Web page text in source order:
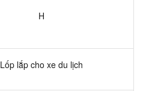
H
Lốp lắp cho xe du lịch